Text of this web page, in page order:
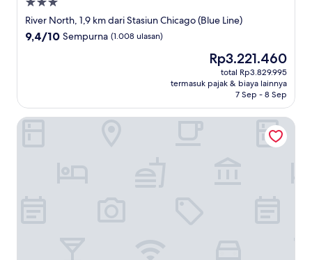
Properti
bintang
3.0
River North, 1,9 km dari Stasiun Chicago (Blue Line)
9.4
9,4/10 Sempurna (1.008 ulasan)
Harga
sekarang
Rp3.221.460
Rp3.221.460
total Rp3.829.995
termasuk pajak & biaya lainnya
7 Sep - 8 Sep
Staypineapple, An Iconic Hotel, The Loop